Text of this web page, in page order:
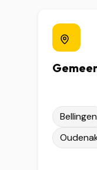
Bellingen